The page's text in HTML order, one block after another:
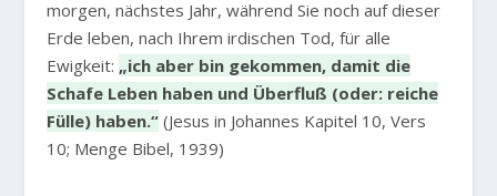
morgen, nächstes Jahr, während Sie noch auf dieser
Erde leben, nach Ihrem irdischen Tod, für alle
Ewigkeit: „ich aber bin gekommen, damit die
Schafe Leben haben und Überfluß (oder: reiche
Fülle) haben.“ (Jesus in Johannes Kapitel 10, Vers
10; Menge Bibel, 1939)